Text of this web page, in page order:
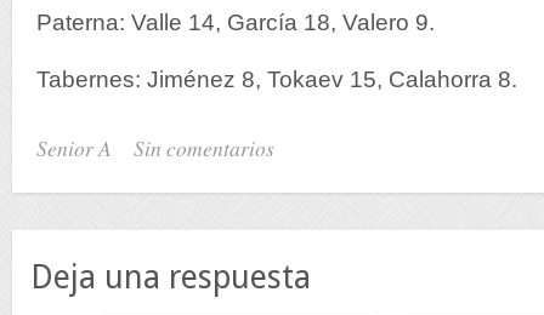
Paterna: Valle 14, García 18, Valero 9.
Tabernes: Jiménez 8, Tokaev 15, Calahorra 8.
Senior A Sin comentarios
Deja una respuesta